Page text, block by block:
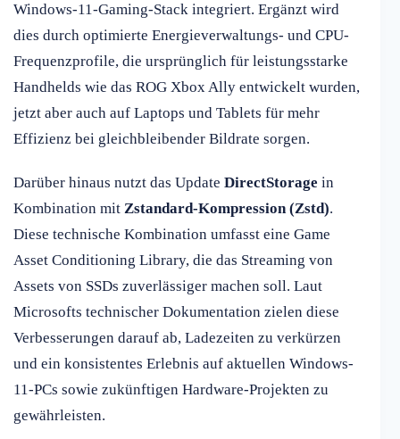
Windows-11-Gaming-Stack integriert. Ergänzt wird
dies durch optimierte Energieverwaltungs- und CPU-
Frequenzprofile, die ursprünglich für leistungsstarke
Handhelds wie das ROG Xbox Ally entwickelt wurden,
jetzt aber auch auf Laptops und Tablets für mehr
Effizienz bei gleichbleibender Bildrate sorgen.
Darüber hinaus nutzt das Update DirectStorage in
Kombination mit Zstandard-Kompression (Zstd).
Diese technische Kombination umfasst eine Game
Asset Conditioning Library, die das Streaming von
Assets von SSDs zuverlässiger machen soll. Laut
Microsofts technischer Dokumentation zielen diese
Verbesserungen darauf ab, Ladezeiten zu verkürzen
und ein konsistentes Erlebnis auf aktuellen Windows-
11-PCs sowie zukünftigen Hardware-Projekten zu
gewährleisten.